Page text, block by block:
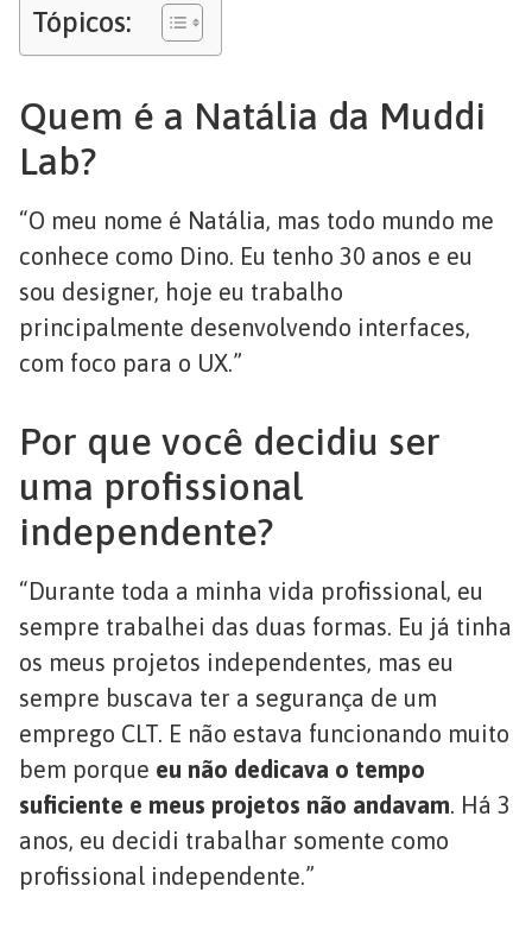
Tópicos:
Quem é a Natália da Muddi
Lab?
“O meu nome é Natália, mas todo mundo me
conhece como Dino. Eu tenho 30 anos e eu
sou designer, hoje eu trabalho
principalmente desenvolvendo interfaces,
com foco para o UX.”
Por que você decidiu ser
uma profissional
independente?
“Durante toda a minha vida profissional, eu
sempre trabalhei das duas formas. Eu já tinha
os meus projetos independentes, mas eu
sempre buscava ter a segurança de um
emprego CLT. E não estava funcionando muito
bem porque eu não dedicava o tempo
suficiente e meus projetos não andavam . Há 3
anos, eu decidi trabalhar somente como
profissional independente.”